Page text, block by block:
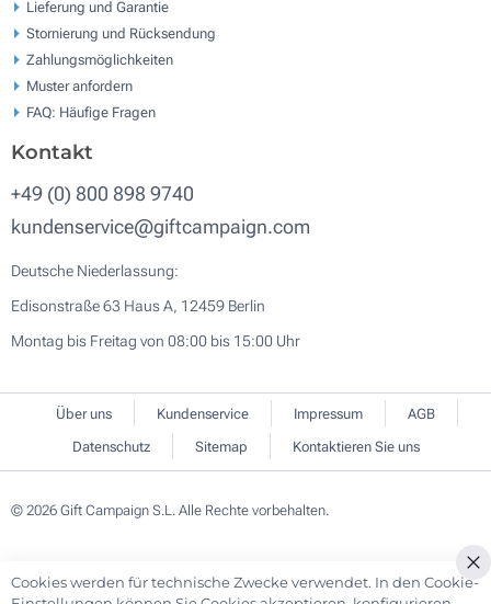
Lieferung und Garantie
Stornierung und Rücksendung
Zahlungsmöglichkeiten
Muster anfordern
FAQ: Häufige Fragen
Kontakt
+49 (0) 800 898 9740
kundenservice@giftcampaign.com
Deutsche Niederlassung:
Edisonstraße 63 Haus A, 12459 Berlin
Montag bis Freitag von 08:00 bis 15:00 Uhr
Über uns Kundenservice Impressum
AGB
Datenschutz
Sitemap Kontaktieren Sie uns
© 2026 Gift Campaign S.L. Alle Rechte vorbehalten.
Cookies werden für technische Zwecke verwendet. In den Cookie-